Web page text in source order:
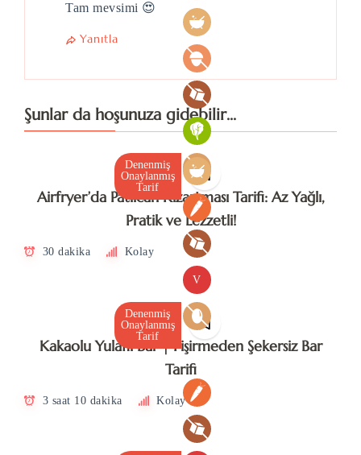
Tam mevsimi 😍
Yanıtla
Şunlar da hoşunuza gidebilir...
Denenmiş
Onaylanmış
Tarif
Airfryer’da Patlıcan Kızartması Tarifi: Az Yağlı,
Pratik ve Lezzetli!
30 dakika Kolay
Denenmiş
Onaylanmış
Tarif
V
Kakaolu Yulaflı Bar | Pişirmeden Şekersiz Bar
Tarifi
3 saat 10 dakika Kolay